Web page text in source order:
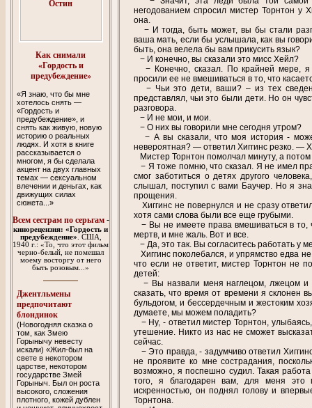
Как снимали
«Гордость и
предубеждение»
«Я знаю, что бы мне
хотелось снять —
«Гордость и
предубеждение», и
снять как живую, новую
историю о реальных
людях. И хотя в книге
рассказывается о
многом, я бы сделала
акцент на двух главных
темах — сексуальном
влечении и деньгах, как
движущих силах
сюжета...»
Всем сестрам по серьгам-
кинорецензия: «Гордость и
предубеждение» . США,
1940 г.: «То, что этот фильм
черно-белый, не помешал
моему восторгу от него
быть розовым...»
Джентльмены
предпочитают
блондинок
(Новогодняя сказка о
том, как Змею
Горынычу невесту
искали) «Жил-был на
свете в некотором
царстве, некотором
государстве Змей
Горыныч. Был он роста
высокого, сложения
плотного, кожей дублен
негодованием спросил мистер Торнтон у
она.
− И тогда, быть может, вы бы стали
ваша мать, если бы услышала, как вы
быть, она велела бы вам прикусить язык?
− И конечно, вы сказали это мисс Хейл?
− Конечно, сказал. По крайней мере, я
просили ее не вмешиваться в то, что
− Чьи это дети, ваши? – из тех
представлял, чьи это были дети. Но он
разговора.
− И не мои, и мои.
− О них вы говорили мне сегодня утром?
− А вы сказали, что моя история -
невероятная? ― ответил Хиггинс резко. ―
Мистер Торнтон помолчал минуту, а потом
− Я тоже помню, что сказал. Я не имел
смог заботиться о детях другого
слышал, поступил с вами Баучер. Но я
прощения.
Хиггинс не повернулся и не сразу
хотя сами слова были все еще грубыми.
− Вы не имеете права вмешиваться в
мертв, и мне жаль. Вот и все.
− Да, это так. Вы согласитесь работать у
Хиггинс поколебался, и упрямство едва
что если не ответит, мистер Торнтон не
детей:
− Вы назвали меня наглецом, лжецом и
сказать, что время от времени я склонен
бульдогом, и бессердечным и жестоким
думаете, мы можем поладить?
− Ну, - ответил мистер Торнтон,
утешение. Никто из нас не сможет
сейчас.
− Это правда, - задумчиво ответил
не проявите ко мне сострадания,
возможно, я поспешно судил. Такая
того, я благодарен вам, для меня это
искренностью, он поднял голову и
Торнтона.